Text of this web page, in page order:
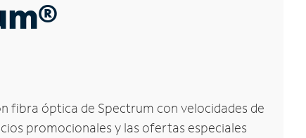
fibra óptica de Spectrum con velocidades de
promocionales y las ofertas especiales